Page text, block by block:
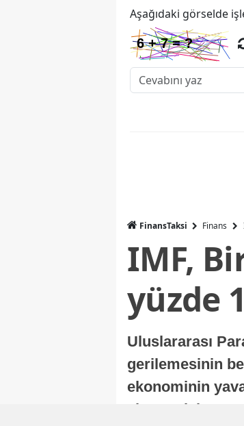
Aşağıdaki görselde
FinansTaksi Finans
IMF,
yüzde
Uluslararası
gerilemesinin
ekonominin
ekonomisi,